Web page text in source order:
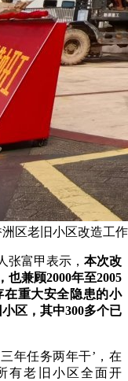
区老旧小区改造工
张富甲表示， 本次改
也兼顾2000年至2005
重大安全隐患的小
区，其中300多个已
年任务两年干’，在
有老旧小区全面开